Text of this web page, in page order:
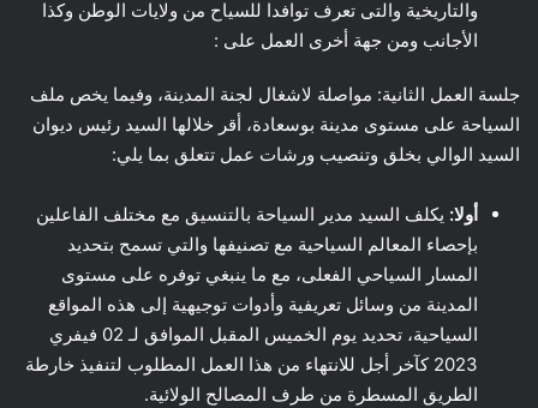
والتاريخية والتى تعرف توافدا للسياح من ولايات الوطن وكذا
الأجانب ومن جهة أخرى العمل على :
جلسة العمل الثانية: مواصلة لاشغال لجنة المدينة، وفيما يخص ملف
السياحة على مستوى مدينة بوسعادة، أقر خلالها السيد رئيس ديوان
السيد الوالي بخلق وتنصيب ورشات عمل تتعلق بما يلي:
أولا: يكلف السيد مدير السياحة بالتنسيق مع مختلف الفاعلين
بإحصاء المعالم السياحية مع تصنيفها والتي تسمح بتحديد
المسار السياحي الفعلى، مع ما ينبغي توفره على مستوى
المدينة من وسائل تعريفية وأدوات توجيهية إلى هذه المواقع
السياحية، تحديد يوم الخميس المقبل الموافق لـ 02 فيفري
2023 كآخر أجل للانتهاء من هذا العمل المطلوب لتنفيذ خارطة
الطريق المسطرة من طرف المصالح الولائية.